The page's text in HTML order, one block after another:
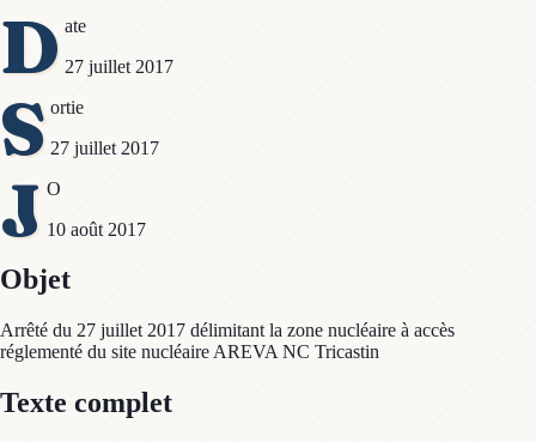
D ate
27 juillet 2017
S ortie
27 juillet 2017
J O
10 août 2017
Objet
Arrêté du 27 juillet 2017 délimitant la zone nucléaire à accès
réglementé du site nucléaire AREVA NC Tricastin
Texte complet